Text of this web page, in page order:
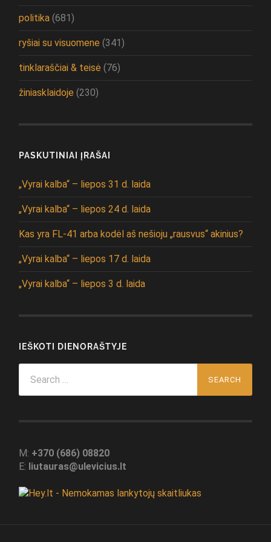
politika (681)
ryšiai su visuomene (341)
tinklaraščiai & teisė (76)
žiniasklaidoje (230)
PASKUTINIAI ĮRAŠAI
„Vyrai kalba“ – liepos 31 d. laida
„Vyrai kalba“ – liepos 24 d. laida
Kas yra FL-41 arba kodėl aš nešioju „rausvus“ akinius?
„Vyrai kalba“ – liepos 17 d. laida
„Vyrai kalba“ – liepos 3 d. laida
IEŠKOTI DIENORAŠTYJE
for:
M: +370 (686) 08820
E: liutauras@ulevicius.lt